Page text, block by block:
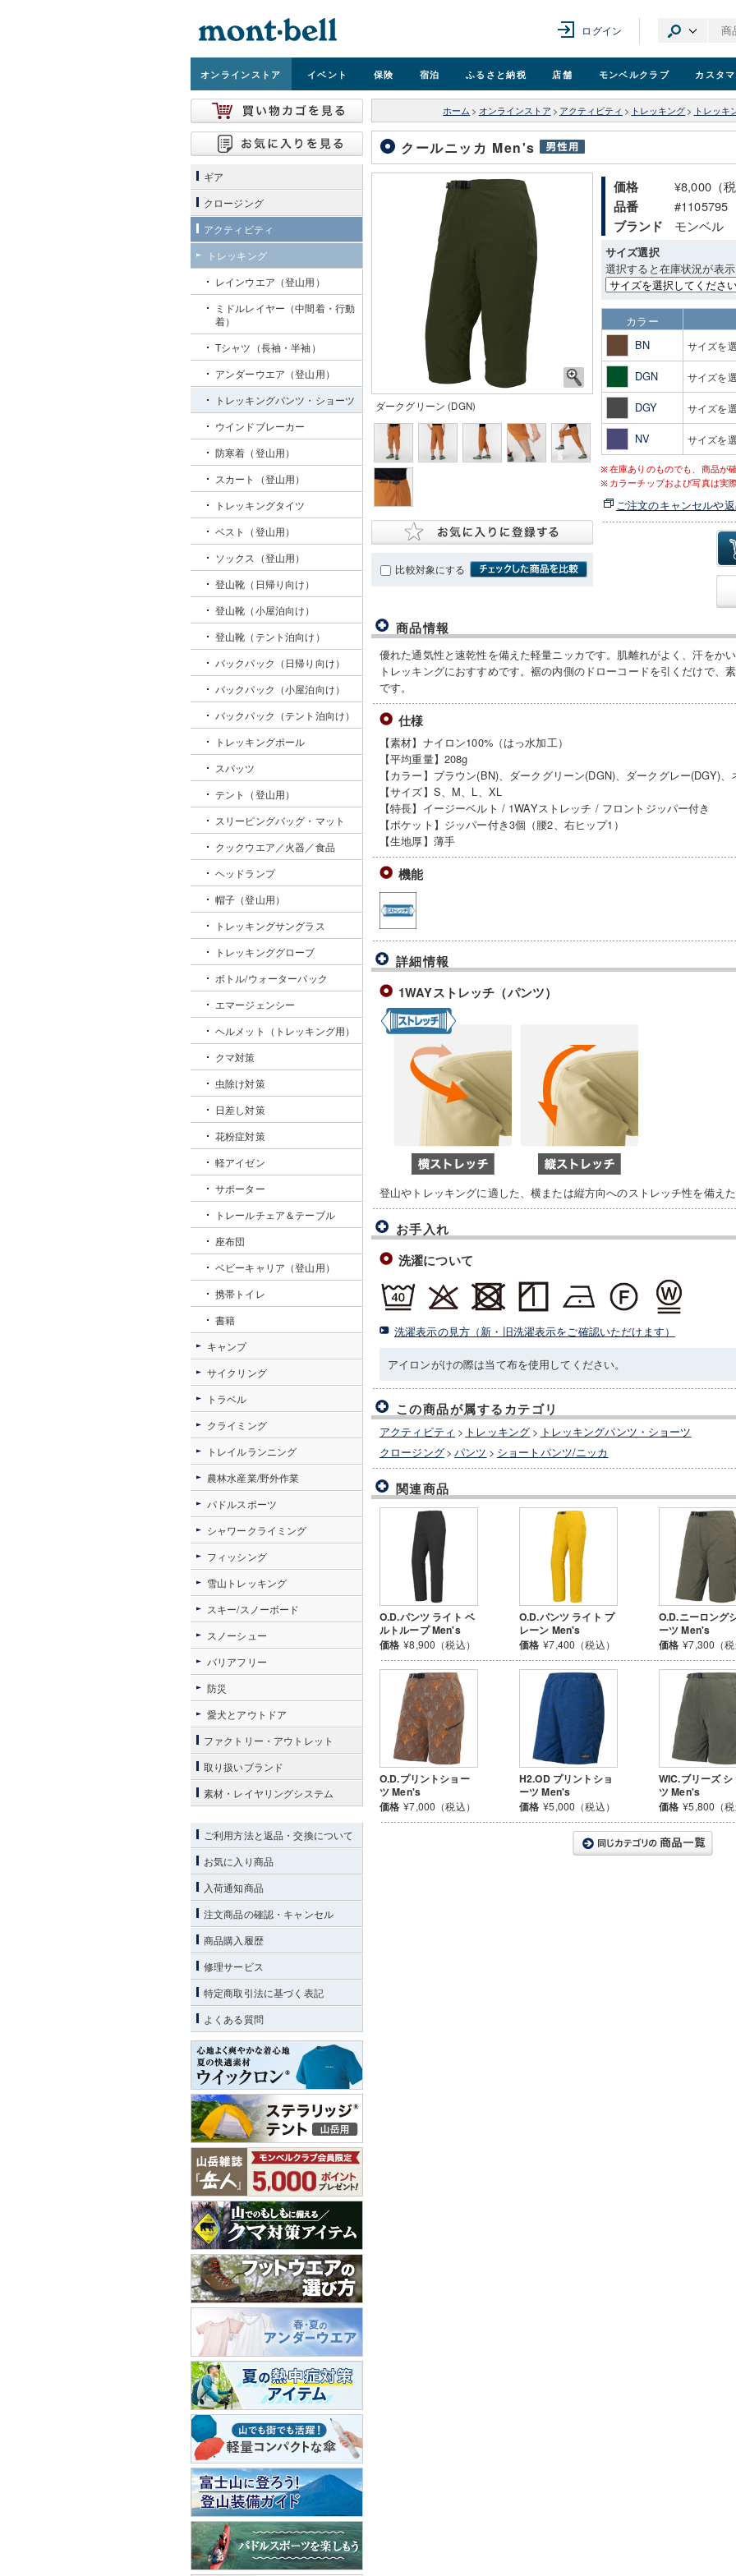
ログイン
オンラインストア イベント 保険 宿泊 ふるさと納税 店舗 モンベルクラブ カスタ
ホーム > オンラインストア > アクティビティ > トレッキング > トレッキ
クールニッカ Men's
ダークグリーン (DGN)
比較対象にする
価格 ¥8,000（税
品番 #1105795
ブランド モンベル
サイズ選択
選択すると在庫状況が表示
カラー
BN
サイズを
DGN サイズを
DGY サイズを
NV サイズを
在庫ありのものでも、商品が
カラーチップおよび写真は実
ご注文のキャンセルや
商品情報
優れた通気性と速乾性を備えた軽量ニッカです。肌離れがよく、汗をか
トレッキングにおすすめです。裾の内側のドローコードを引くだけで、
です。
仕様
【素材】ナイロン100%（はっ水加工）
【平均重量】208g
【カラー】ブラウン(BN)、ダークグリーン(DGN)、ダークグレー(DGY)、
【サイズ】S、M、L、XL
【特長】イージーベルト / 1WAYストレッチ / フロントジッパー付き
【ポケット】ジッパー付き3個（腰2、右ヒップ1）
【生地厚】薄手
機能
詳細情報
1WAYストレッチ（パンツ）
登山やトレッキングに適した、横または縦方向へのストレッチ性を備え
お手入れ
洗濯について
洗濯表示の見方（新・旧洗濯表示をご確認いただけます）
アイロンがけの際は当て布を使用してください。
この商品が属するカテゴリ
アクティビティ > トレッキング > トレッキングパンツ・ショーツ
クロージング> パンツ > ショートパンツ/ニッカ
関連商品
O.D.パンツ ライト ベ
ルトループ Men's
価格 ¥8,900（税込）
O.D.パンツ ライト プ
レーン Men's
価格 ¥7,400（税込）
O.D.ニーロング
ーツ Men's
価格 ¥7,300（税
O.D.プリントショー
ツ Men's
価格 ¥7,000（税込）
H2.OD プリントショ
ーツ Men's
価格 ¥5,000（税込）
WIC.ブリーズ シ
ツ Men's
価格 ¥5,800（税
ギア
クロージング
アクティビティ
トレッキング
レインウエア（登山用）
ミドルレイヤー（中間着・行動
着）
Tシャツ（長袖・半袖）
アンダーウエア（登山用）
トレッキングパンツ・ショーツ
ウインドブレーカー
防寒着（登山用）
スカート（登山用）
トレッキングタイツ
ベスト（登山用）
ソックス（登山用）
登山靴（日帰り向け）
登山靴（小屋泊向け）
登山靴（テント泊向け）
バックパック（日帰り向け）
バックパック（小屋泊向け）
バックパック（テント泊向け）
トレッキングポール
スパッツ
テント（登山用）
スリーピングバッグ・マット
クックウエア／火器／食品
ヘッドランプ
帽子（登山用）
トレッキングサングラス
トレッキンググローブ
ボトル/ウォーターパック
エマージェンシー
ヘルメット（トレッキング用）
クマ対策
虫除け対策
日差し対策
花粉症対策
軽アイゼン
サポーター
トレールチェア＆テーブル
座布団
ベビーキャリア（登山用）
携帯トイレ
書籍
キャンプ
サイクリング
トラベル
クライミング
トレイルランニング
農林水産業/野外作業
パドルスポーツ
シャワークライミング
フィッシング
雪山トレッキング
スキー/スノーボード
スノーシュー
バリアフリー
防災
愛犬とアウトドア
ファクトリー・アウトレット
取り扱いブランド
素材・レイヤリングシステム
ご利用方法と返品・交換について
お気に入り商品
入荷通知商品
注文商品の確認・キャンセル
商品購入履歴
修理サービス
特定商取引法に基づく表記
よくある質問